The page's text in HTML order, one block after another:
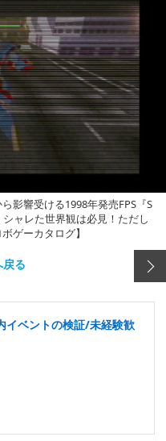
影響受ける1998年発売FPS『S
ャレた世界観は必見！ただし
ゲーカタログ】
戻る
イベントの検証/未経験歓